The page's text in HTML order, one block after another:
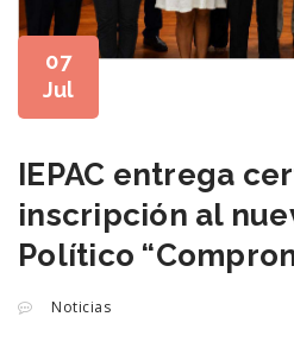
07
Jul
IEPAC entrega
inscripción al
Político
Noticias